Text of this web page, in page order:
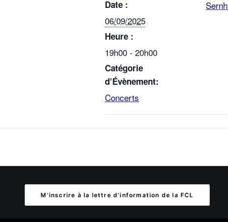
Date :
06/09/2025
Heure :
19h00 - 20h00
Catégorie
d’Évènement:
Concerts
M'inscrire à la lettre d'information de la FCL